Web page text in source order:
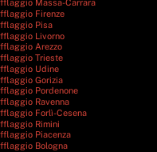
Massa-Carrara
Firenze
Pisa
Livorno
Arezzo
Trieste
Udine
Gorizia
Pordenone
Ravenna
Forlì-Cesena
Rimini
Piacenza
Bologna